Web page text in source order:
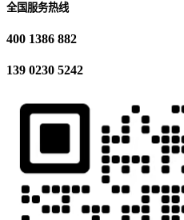
全国服务热线
400 1386 882
139 0230 5242